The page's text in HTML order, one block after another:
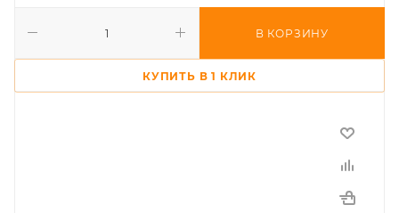
В КОРЗИНУ
КУПИТЬ В 1 КЛИК